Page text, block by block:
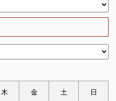
木 金 土 日